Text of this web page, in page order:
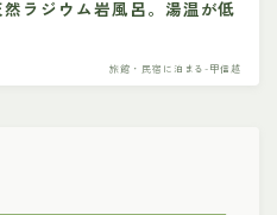
ラジウム岩風呂。湯温が低
旅館・民宿に泊まる-甲信越